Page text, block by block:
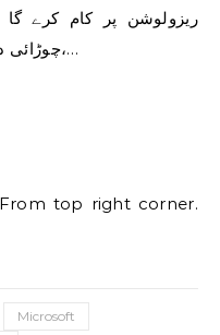
ریزولوشن پر کام کرے گا
چوڑائی دونوں 192 پکسلز سے زیادہ ہوں)،…
top right corner.
Microsoft